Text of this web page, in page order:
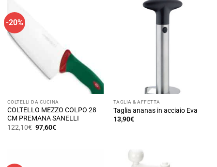
-20%
COLTELLI DA CUCINA
COLTELLO MEZZO COLPO 28
CM PREMANA SANELLI
122,10€ Il
prezzo
97,60€Il
TAGLIA & AFFETTA
Taglia ananas in acciaio Eva
13,90€